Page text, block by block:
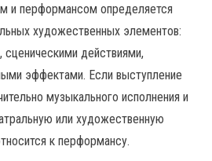
и перформансом определяется
художественных элементов:
действиями,
эффектами. Если выступление
музыкального исполнения и
или художественную
к перформансу.